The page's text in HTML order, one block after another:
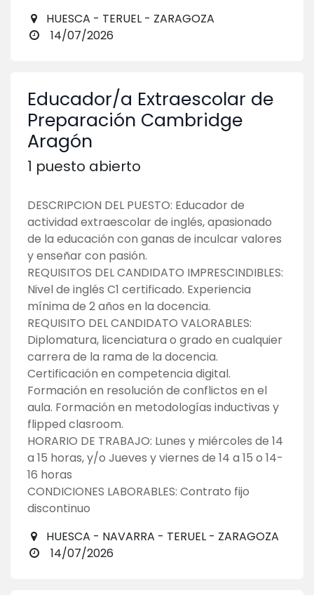
HUESCA - TERUEL - ZARAGOZA
14/07/2026
Educador/a Extraescolar de
Preparación Cambridge
Aragón
1 puesto abierto
DESCRIPCION DEL PUESTO: Educador de
actividad extraescolar de inglés, apasionado
de la educación con ganas de inculcar valores
y enseñar con pasión.
REQUISITOS DEL CANDIDATO IMPRESCINDIBLES:
Nivel de inglés C1 certificado. Experiencia
mínima de 2 años en la docencia.
REQUISITO DEL CANDIDATO VALORABLES:
Diplomatura, licenciatura o grado en cualquier
carrera de la rama de la docencia.
Certificación en competencia digital.
Formación en resolución de conflictos en el
aula. Formación en metodologías inductivas y
flipped clasroom.
HORARIO DE TRABAJO: Lunes y miércoles de 14
a 15 horas, y/o Jueves y viernes de 14 a 15 o 14-
16 horas
CONDICIONES LABORABLES: Contrato fijo
discontinuo
HUESCA - NAVARRA - TERUEL - ZARAGOZA
14/07/2026